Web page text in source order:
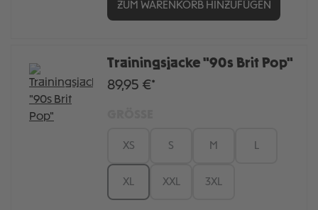
ZUM WARENKORB HINZUFÜGEN
Trainingsjacke "90s Brit Pop"
89,95 €*
XS S M
XL XXL 3XL